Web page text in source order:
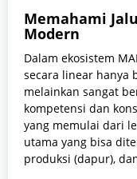
Memahami
Modern
Dalam ekosistem
secara linear hanya
melainkan sangat
kompetensi dan
yang memulai dari
utama yang bisa
produksi (dapur),